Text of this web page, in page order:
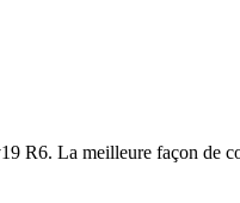
R6. La meilleure façon de